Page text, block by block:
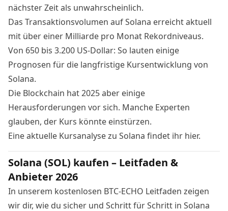
nächster Zeit als unwahrscheinlich.
Das Transaktionsvolumen auf Solana erreicht aktuell
mit über einer Milliarde pro Monat Rekordniveaus.
Von 650 bis 3.200 US-Dollar: So lauten einige
Prognosen für die langfristige Kursentwicklung von
Solana.
Die Blockchain hat 2025 aber einige
Herausforderungen vor sich. Manche Experten
glauben, der Kurs könnte einstürzen.
Eine aktuelle Kursanalyse zu Solana findet ihr hier.
Solana (SOL) kaufen – Leitfaden &
Anbieter 2026
In unserem kostenlosen BTC-ECHO Leitfaden zeigen
wir dir, wie du sicher und Schritt für Schritt in Solana